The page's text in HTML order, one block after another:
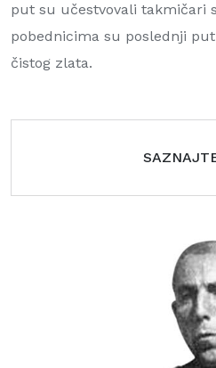
put su učestvovali takmičari
pobednicima su poslednji
čistog zlata.